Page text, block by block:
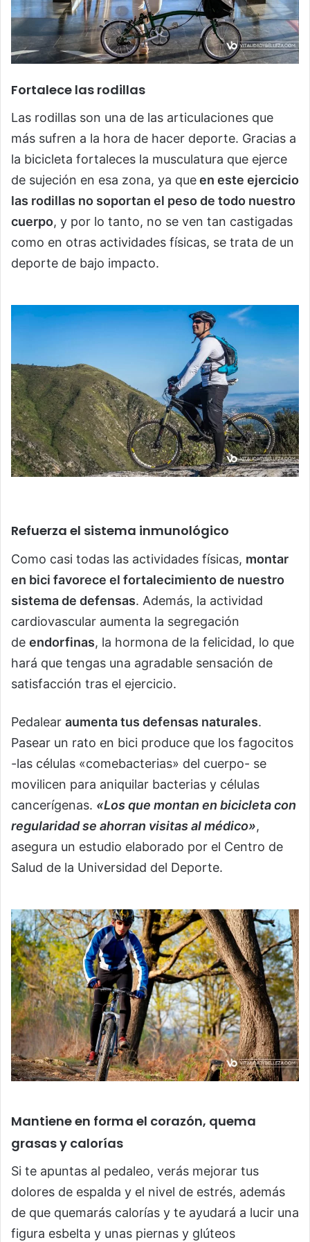
Fortalece las rodillas
Las rodillas son una de las articulaciones que
más sufren a la hora de hacer deporte. Gracias a
la bicicleta fortaleces la musculatura que ejerce
de sujeción en esa zona, ya queen este ejercicio
las rodillas no soportan el peso de todo nuestro
cuerpo, y por lo tanto, no se ven tan castigadas
como en otras actividades físicas, se trata de un
deporte de bajo impacto.
Refuerza el sistema inmunológico
Como casi todas las actividades físicas, montar
en bici favorece el fortalecimiento de nuestro
sistema de defensas. Además, la actividad
cardiovascular aumenta la segregación
de endorfinas, la hormona de la felicidad, lo que
hará que tengas una agradable sensación de
satisfacción tras el ejercicio.
Pedalear aumenta tus defensas naturales.
Pasear un rato en bici produce que los fagocitos
-las células «comebacterias» del cuerpo- se
movilicen para aniquilar bacterias y células
cancerígenas. «Los que montan en bicicleta con
regularidad se ahorran visitas al médico»,
asegura un estudio elaborado por el Centro de
Salud de la Universidad del Deporte.
Mantiene en forma el corazón, quema
grasas y calorías
Si te apuntas al pedaleo, verás mejorar tus
dolores de espalda y el nivel de estrés, además
de que quemarás calorías y te ayudará a lucir una
figura esbelta y unas piernas y glúteos